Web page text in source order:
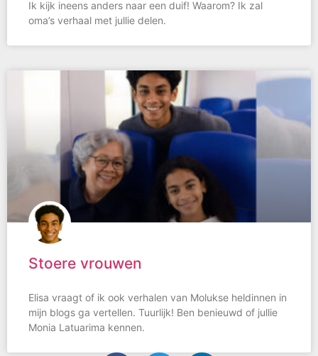
Ik kijk ineens anders naar een duif! Waarom? Ik zal
oma’s verhaal met jullie delen.
Stoere vrouwen
Elisa vraagt of ik ook verhalen van Molukse heldinnen in
mijn blogs ga vertellen. Tuurlijk! Ben benieuwd of jullie
Monia Latuarima kennen.